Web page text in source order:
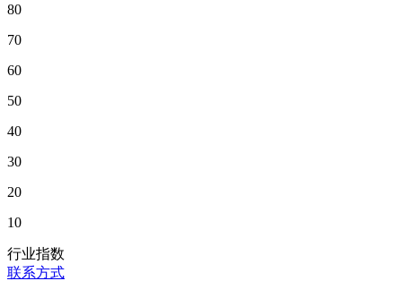
80
70
60
50
40
30
20
10
行业指数
联系方式